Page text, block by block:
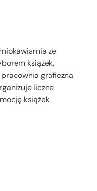
ze
książek,
graficzna
liczne
książek.